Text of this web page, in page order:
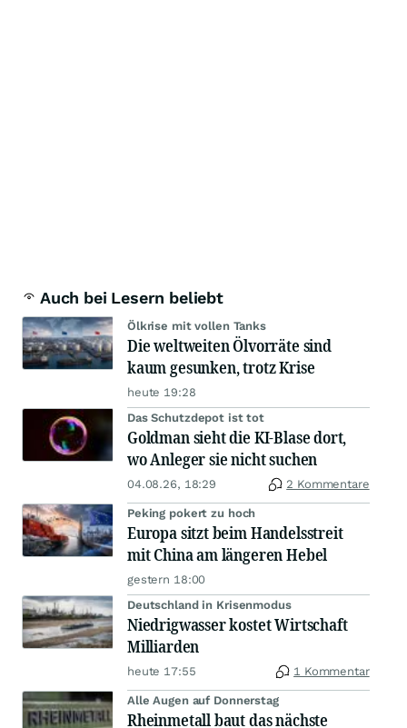
Auch bei Lesern beliebt
Ölkrise mit vollen Tanks
Die weltweiten Ölvorräte sind
kaum gesunken, trotz Krise
heute 19:28
Das Schutzdepot ist tot
Goldman sieht die KI-Blase dort,
wo Anleger sie nicht suchen
04.08.26, 18:29 2 Kommentare
Peking pokert zu hoch
Europa sitzt beim Handelsstreit
mit China am längeren Hebel
gestern 18:00
Deutschland in Krisenmodus
Niedrigwasser kostet Wirtschaft
Milliarden
heute 17:55 1 Kommentar
Alle Augen auf Donnerstag
Rheinmetall baut das nächste